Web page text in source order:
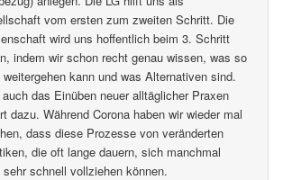
vom ersten zum zweiten Schritt. Die
wird uns hoffentlich beim 3. Schritt
indem wir schon recht genau wissen, was so
weitergehen kann und was Alternativen sind.
das Einüben neuer alltäglicher Praxen
dazu. Während Corona haben wir wieder mal
dass diese Prozesse von veränderten
die oft lange dauern, sich manchmal
sehr schnell vollziehen können.